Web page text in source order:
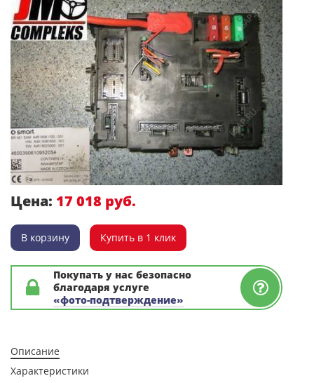
Цена: 17 018 руб.
В корзину Купить в 1 клик
Покупать у нас безопасно
благодаря услуге
«фото-подтверждение»
Описание
Характеристики